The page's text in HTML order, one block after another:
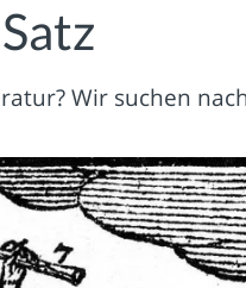
Wir suchen